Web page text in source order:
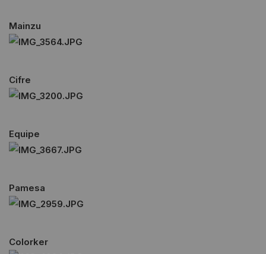
Mainzu
Cifre
Equipe
Pamesa
Colorker